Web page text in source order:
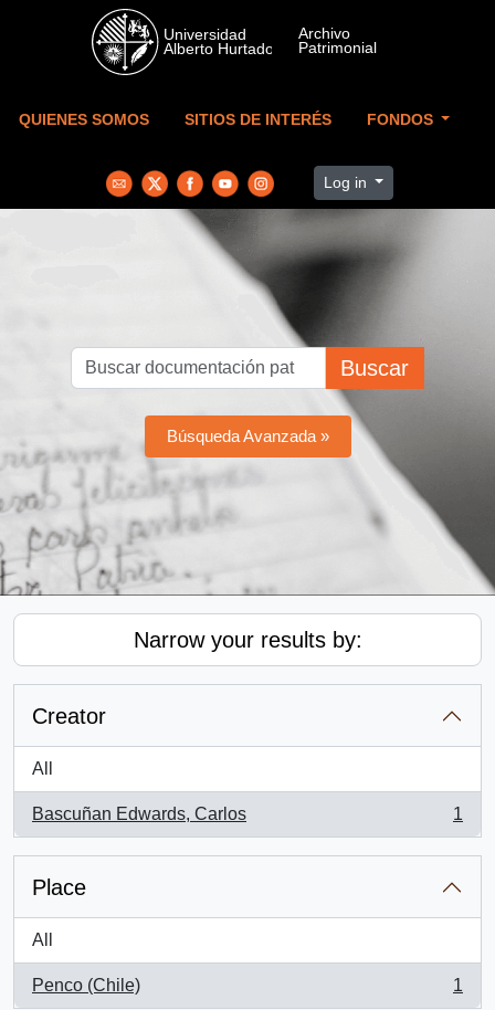
Skip to main content
QUIENES SOMOS SITIOS DE INTERÉS FONDOS
Log in
Buscar
Búsqueda Avanzada »
Narrow your results by:
Creator
All
Bascuñan Edwards, Carlos
, 1 results
1
Place
All
Penco (Chile)
, 1 results
1